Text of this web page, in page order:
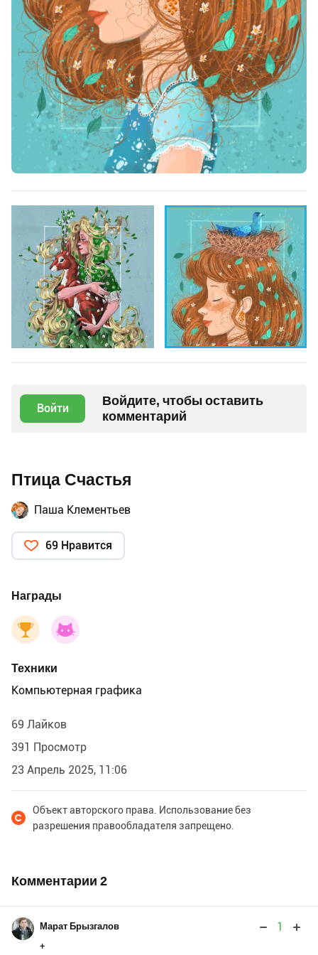
Войти
Войдите, чтобы оставить
комментарий
Птица Счастья
Паша Клементьев
69 Нравится
Награды
Техники
Компьютерная графика
69 Лайков
391 Просмотр
23 Апрель 2025, 11:06
Объект авторского права. Использование без
разрешения правообладателя запрещено.
Комментарии 2
Марат Брызгалов 1
+